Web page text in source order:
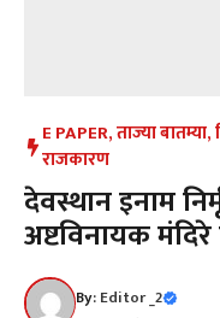
E PAPER,ताज्या बातम्या,
राजकारण
देवस्थान इनाम
अष्टविनायक
By:Editor _2